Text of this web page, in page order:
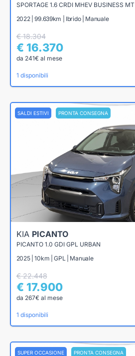
SPORTAGE 1.6 CRDI MHEV BUSINESS MT
2022 | 99.639km | Ibrido | Manuale
€ 18.304
€ 16.370
da 241€ al mese
1 disponibili
SALDI ESTIVI PRONTA CONSEGNA
KIA PICANTO
PICANTO 1.0 GDI GPL URBAN
2025 | 10km | GPL | Manuale
€ 22.448
€ 17.900
da 267€ al mese
1 disponibili
SUPER OCCASIONE PRONTA CONSEGNA